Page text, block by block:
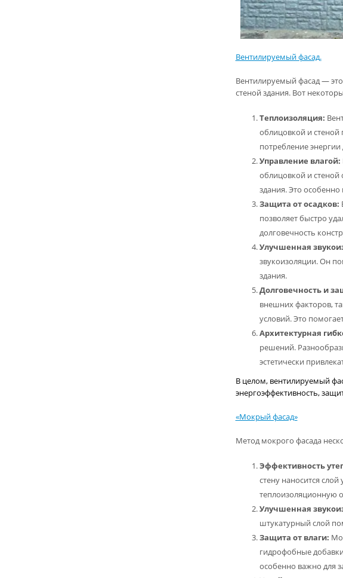
Вентилируемый фасад.
Вентилируемый фасад —
стеной здания. Вот
Теплоизоляция:
облицовкой и стеной
потребление
Управление влагой:
облицовкой и стеной
здания. Это
Защита от осадков:
позволяет быстро
долговечность
Улучшенная
звукоизоляции. Он
здания.
Долговечность и
внешних факторов,
условий. Это
Архитектурная
решений.
эстетически
В целом, вентилируемый
энергоэффективность,
«Мокрый фасад»
Метод мокрого фасада
Эффективность
стену наносится
теплоизоляционную
Улучшенная
штукатурный слой
Защита от влаги:
гидрофобные
особенно важно для